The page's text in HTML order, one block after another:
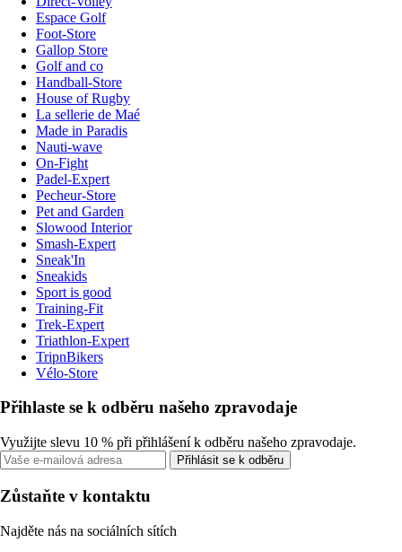
Espace Golf
Foot-Store
Gallop Store
Golf and co
Handball-Store
House of Rugby
La sellerie de Maé
Made in Paradis
Nauti-wave
On-Fight
Padel-Expert
Pecheur-Store
Pet and Garden
Slowood Interior
Smash-Expert
Sneak'In
Sneakids
Sport is good
Training-Fit
Trek-Expert
Triathlon-Expert
TripnBikers
Vélo-Store
Přihlaste se k odběru našeho zpravodaje
Využijte slevu 10 % při přihlášení k odběru našeho zpravodaje.
Přihlásit se k odběru
Zůstaňte v kontaktu
Najděte nás na sociálních sítích